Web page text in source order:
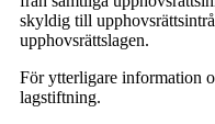
skyldig till
upphovsrättslagen.
För ytterligare information
lagstiftning.